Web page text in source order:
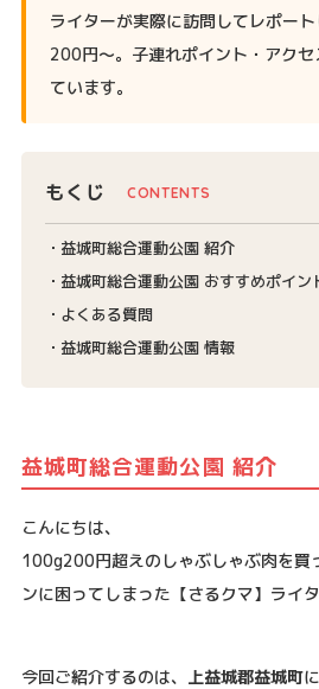
ライターが実際に訪問してレポート
200円〜。子連れポイント・アク
ています。
もくじ
益城町総合運動公園 紹介
益城町総合運動公園 おすすめポイン
よくある質問
益城町総合運動公園 情報
益城町総合運動公園 紹介
こんにちは、
100g200円超えのしゃぶしゃぶ肉を買
ンに困ってしまった【さるクマ】ライ
今回ご紹介するのは、 上益城郡益城町